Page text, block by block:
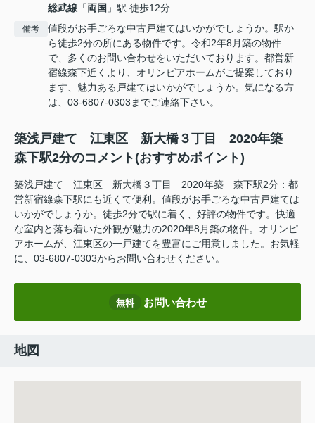
総武線 「両国 」駅 徒歩12分
備考
値段がお手ごろな中古戸建てはいかがでしょうか。駅か
ら徒歩2分の所にある物件です。令和2年8月築の物件
で、多くのお問い合わせをいただいております。都営新
宿線森下近くより、オリンピアホームがご提案しており
ます、魅力ある戸建てはいかがでしょうか。気になる方
は、03-6807-0303までご連絡下さい。
築浅戸建て 江東区 新大橋３丁目 2020年築
森下駅2分のコメント(おすすめポイント)
築浅戸建て 江東区 新大橋３丁目 2020年築 森下駅2分：都
営新宿線森下駅にも近くて便利。値段がお手ごろな中古戸建ては
いかがでしょうか。徒歩2分で駅に着く、好評の物件です。快適
な室内と落ち着いた外観が魅力の2020年8月築の物件。オリンピ
アホームが、江東区の一戸建てを豊富にご用意しました。お気軽
に、03-6807-0303からお問い合わせください。
無料 お問い合わせ
地図